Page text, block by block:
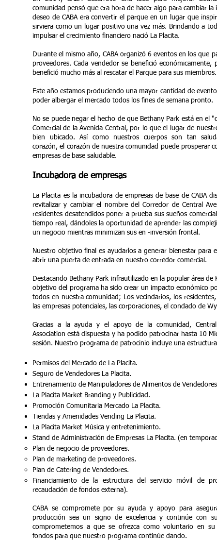
comunidad pensó que era hora de hacer algo para cambiar la
deseo de CABA era convertir el parque en un lugar que
sirviera como un lugar positivo una vez más. Brindando a
impulsar el crecimiento financiero nació La Placita.
Durante el mismo año, CABA organizó 6 eventos en los que
proveedores. Cada vendedor se benefició económicamente,
benefició mucho más al rescatar el Parque para sus miembros.
Este año estamos produciendo una mayor cantidad de
poder albergar el mercado todos los fines de semana pronto.
No se puede negar el hecho de que Bethany Park está en el
Comercial de la Avenida Central, por lo que el lugar de
bien ubicado. Así como nuestros cuerpos son tan
corazón, el corazón de nuestra comunidad puede prosperar
empresas de base saludable.
Incubadora de empresas
La Placita es la incubadora de empresas de base de CABA
revitalizar y cambiar el nombre del Corredor de Central
residentes desatendidos poner a prueba sus sueños
tiempo real, dándoles la oportunidad de aprender las
un negocio mientras minimizan sus en -inversión frontal.
Nuestro objetivo final es ayudarlos a generar bienestar para
abrir una puerta de entrada en nuestro corredor comercial.
Destacando Bethany Park infrautilizado en la popular área de
objetivo del programa ha sido crear un impacto económico
todos en nuestra comunidad; Los vecindarios, los residentes,
las empresas potenciales, las corporaciones, el condado de
Gracias a la ayuda y el apoyo de la comunidad, Central
Association está dispuesta y ha podido patrocinar hasta 10
sesión. Nuestro programa de patrocinio incluye una
Permisos del Mercado de La Placita.
Seguro de Vendedores La Placita.
Entrenamiento de Manipuladores de Alimentos de
La Placita Market Branding y Publicidad.
Promoción Comunitaria Mercado La Placita.
Tiendas y Amenidades Vending La Placita.
La Placita Market Música y entretenimiento.
Stand de Administración de Empresas La Placita. (en
Plan de negocio de proveedores.
Plan de marketing de proveedores.
Plan de Catering de Vendedores.
Financiamiento de la estructura del servicio móvil de
recaudación de fondos externa).
CABA se compromete por su ayuda y apoyo para
producción sea un signo de excelencia y continúe con
comprometemos a que se ofrezca como voluntario en
fondos para que nuestro programa continúe dando.